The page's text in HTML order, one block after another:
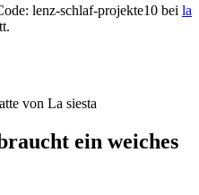
lenz-schlaf-projekte10 bei la
von La siesta
ein weiches